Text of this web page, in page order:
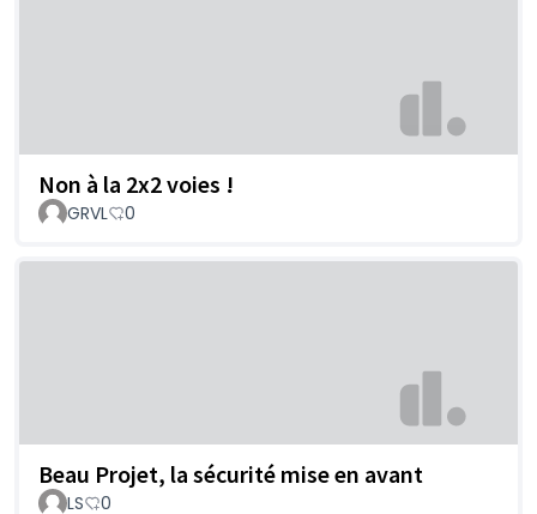
Non à la 2x2 voies !
GRVL 0
Beau Projet, la sécurité mise en avant
LS 0